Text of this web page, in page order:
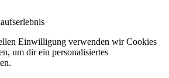
Einwilligung verwenden wir Cookies
um dir ein personalisiertes